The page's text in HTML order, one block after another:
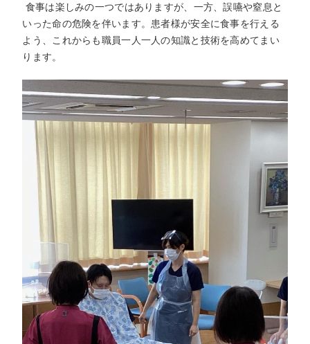
食事は楽しみの一つではありますが、一方、誤嚥や窒息と
いった命の危険を伴います。患者様が安全に食事を行える
よう、これからも職員一人一人の知識と技術を高めてまい
ります。